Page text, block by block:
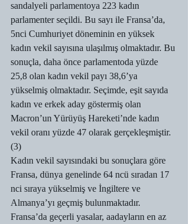
sandalyeli parlamentoya 223 kadın
parlamenter seçildi. Bu sayı ile Fransa’da,
5nci Cumhuriyet döneminin en yüksek
kadın vekil sayısına ulaşılmış olmaktadır. Bu
sonuçla, daha önce parlamentoda yüzde
25,8 olan kadın vekil payı 38,6’ya
yükselmiş olmaktadır. Seçimde, eşit sayıda
kadın ve erkek aday göstermiş olan
Macron’un Yürüyüş Hareketi’nde kadın
vekil oranı yüzde 47 olarak gerçekleşmiştir.
(3)
Kadın vekil sayısındaki bu sonuçlara göre
Fransa, dünya genelinde 64 ncü sıradan 17
nci sıraya yükselmiş ve İngiltere ve
Almanya’yı geçmiş bulunmaktadır.
Fransa’da geçerli yasalar, aadayların en az